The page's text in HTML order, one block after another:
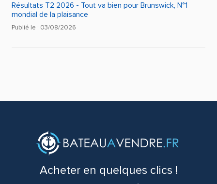
Résultats T2 2026 - Tout va bien pour Brunswick, N°1
mondial de la plaisance
Publié le : 03/08/2026
Acheter en quelques clics !